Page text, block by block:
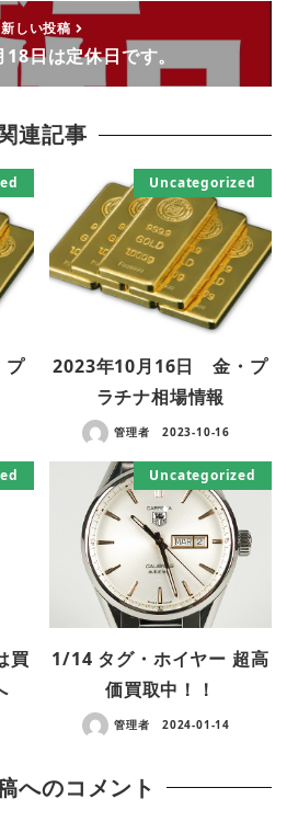
新しい投稿
日は定休日です。
連記事
プ
Uncategorized
2023年10月16日 金・プ
ラチナ相場情報
管理者 2023-10-16
買
Uncategorized
1/14 タグ・ホイヤー 超高
価買取中！！
管理者 2024-01-14
へのコメント